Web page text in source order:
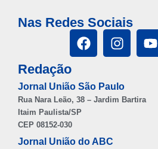
Nas Redes Sociais
Redação
Jornal União São Paulo
Rua Nara Leão, 38 – Jardim Bartira
Itaim Paulista/SP
CEP 08152-030
Jornal União do ABC